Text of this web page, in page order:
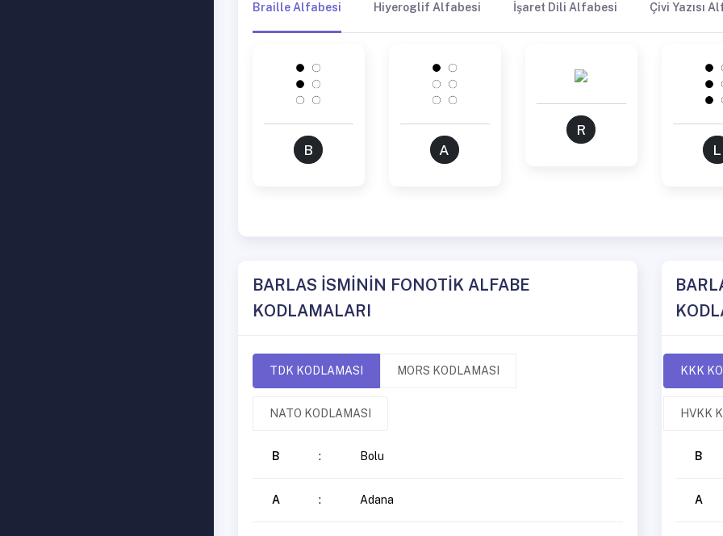
Braille Alfabesi Hiyeroglif Alfabesi İşaret Dili Alfabesi Çivi Yazısı
B A
R
L
BARLAS İSMİNİN FONOTİK ALFABE
KODLAMALARI
TDK KODLAMASI MORS KODLAMASI
NATO KODLAMASI
B : Bolu
A : Adana
KKK
HVKK
B
A